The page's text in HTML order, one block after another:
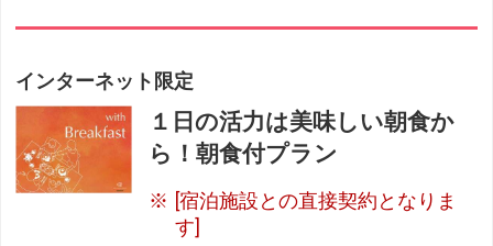
インターネット限定
１日の活力は美味しい朝食か
ら！朝食付プラン
[宿泊施設との直接契約となりま
す]